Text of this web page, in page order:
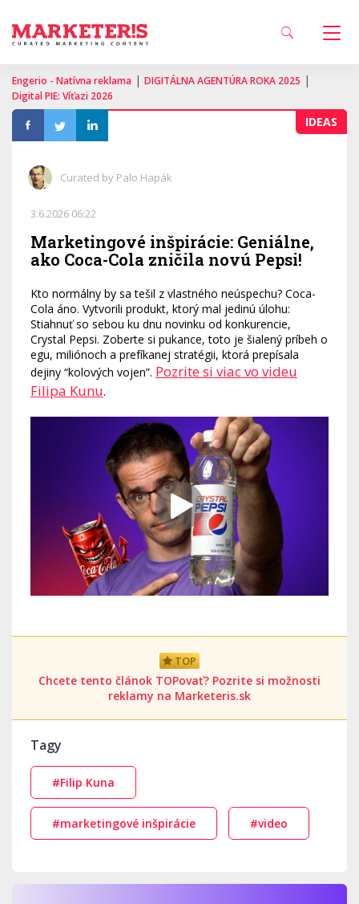
Engerio - Natívna reklama | DIGITÁLNA AGENTÚRA ROKA 2025 |
Digital PIE: Víťazi 2026
IDEAS
Curated by Palo Hapák
3.6.2026 06:22
Marketingové inšpirácie: Geniálne,
ako Coca-Cola zničila novú Pepsi!
Kto normálny by sa tešil z vlastného neúspechu? Coca-
Cola áno. Vytvorili produkt, ktorý mal jedinú úlohu:
Stiahnuť so sebou ku dnu novinku od konkurencie,
Crystal Pepsi. Zoberte si pukance, toto je šialený príbeh o
egu, miliónoch a prefíkanej stratégii, ktorá prepísala
dejiny “kolových vojen”. Pozrite si viac vo videu
Filipa Kunu.
TOP
Chcete tento článok TOPovať? Pozrite si možnosti
reklamy na Marketeris.sk
Tagy
#Filip Kuna
#marketingové inšpirácie #video